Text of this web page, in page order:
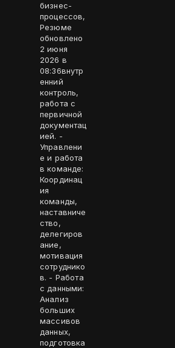
бизнес-
процессов,
Резюме
обновлено
2 июня
2026 в
08:36внутр
енний
контроль,
работа с
первичной
документац
ией. -
Управлени
е и работа
в команде:
Координац
ия
команды,
наставниче
ство,
делегиров
ание,
мотивация
сотруднико
в. - Работа
с данными:
Анализ
больших
массивов
данных,
подготовка